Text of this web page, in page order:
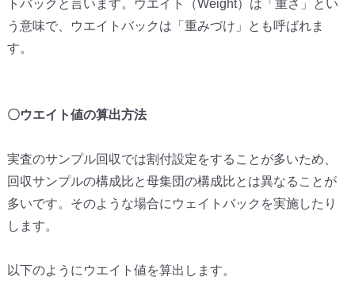
トバックと言います。ウエイト（Weight）は「重さ」とい
う意味で、ウエイトバックは「重みづけ」とも呼ばれま
す。
〇ウエイト値の算出方法
実査のサンプル回収では割付設定をすることが多いため、
回収サンプルの構成比と母集団の構成比とは異なることが
多いです。そのような場合にウェイトバックを実施したり
します。
以下のようにウエイト値を算出します。